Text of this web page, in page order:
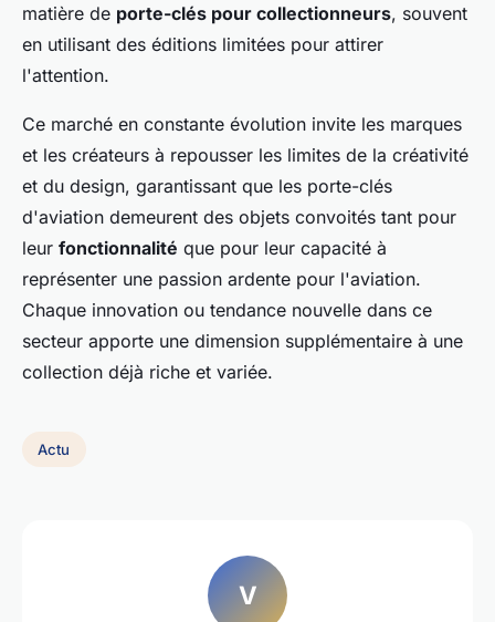
matière de porte-clés pour collectionneurs, souvent
en utilisant des éditions limitées pour attirer
l'attention.
Ce marché en constante évolution invite les marques
et les créateurs à repousser les limites de la créativité
et du design, garantissant que les porte-clés
d'aviation demeurent des objets convoités tant pour
leur fonctionnalité que pour leur capacité à
représenter une passion ardente pour l'aviation.
Chaque innovation ou tendance nouvelle dans ce
secteur apporte une dimension supplémentaire à une
collection déjà riche et variée.
Actu
V